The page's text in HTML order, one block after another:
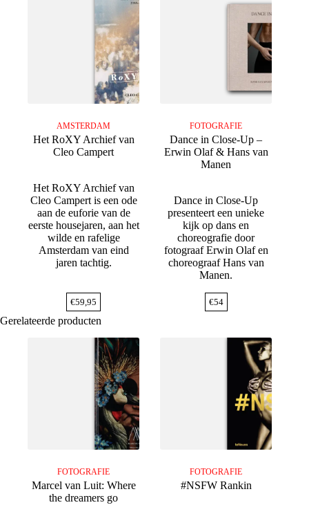
AMSTERDAM
Het RoXY Archief van
Cleo Campert
Het RoXY Archief van
Cleo Campert is een ode
aan de euforie van de
eerste housejaren, aan het
wilde en rafelige
Amsterdam van eind
jaren tachtig.
€59,95
FOTOGRAFIE
Dance in Close-Up –
Erwin Olaf & Hans van
Manen
Dance in Close-Up
presenteert een unieke
kijk op dans en
choreografie door
fotograaf Erwin Olaf en
choreograaf Hans van
Manen.
€54
Gerelateerde producten
FOTOGRAFIE
Marcel van Luit: Where
the dreamers go
FOTOGRAFIE
#NSFW Rankin